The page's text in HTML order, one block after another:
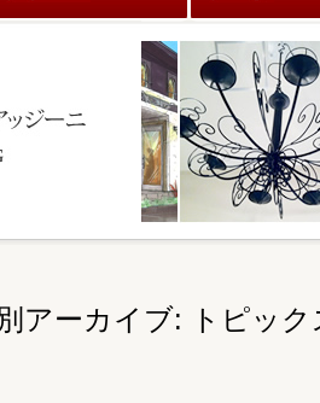
アーカイブ: トピック